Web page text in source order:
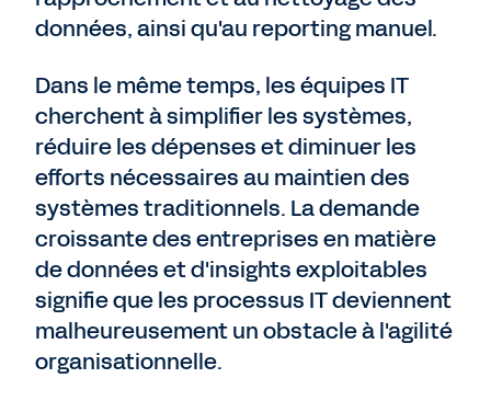
données, ainsi qu'au reporting manuel.
Dans le même temps, les équipes IT
cherchent à simplifier les systèmes,
réduire les dépenses et diminuer les
efforts nécessaires au maintien des
systèmes traditionnels. La demande
croissante des entreprises en matière
de données et d'insights exploitables
signifie que les processus IT deviennent
malheureusement un obstacle à l'agilité
organisationnelle.